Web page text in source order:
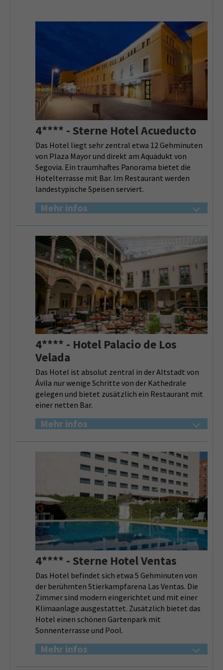
4**** - Sterne Hotel Acueducto
Das Hotel liegt sehr zentral etwa 12 Gehminuten
von Plaza Mayor und direkt am Aquädukt von
Segovia. Ein traumhaftes Panorama bietet die
Hotelterrasse mit Bar. Im Restaurant werden
landestypische Speisen serviert.
Mehr infos
4**** - Hotel Palacio de Los
Velada
Das Hotel ist absolut zentral in der Altstadt von
Ávila nur wenige Schritte von der Kathedrale
gelegen und bietet zusätzlich ein Restaurant mit
einer netten Bar.
Mehr infos
4**** - Sterne Hotel Ventas
Das Hotel befindet sich etwa 5 Gehminuten von
der berühmten Stierkampfarena Las Ventas. Die
Zimmer sind modern eingerichtet und mit einer
Klimaanlage ausgestattet. Zusätzlich bietet das
Hotel einen schönen Gartenpark mit
Sonnenterrasse und Pool.
Mehr infos